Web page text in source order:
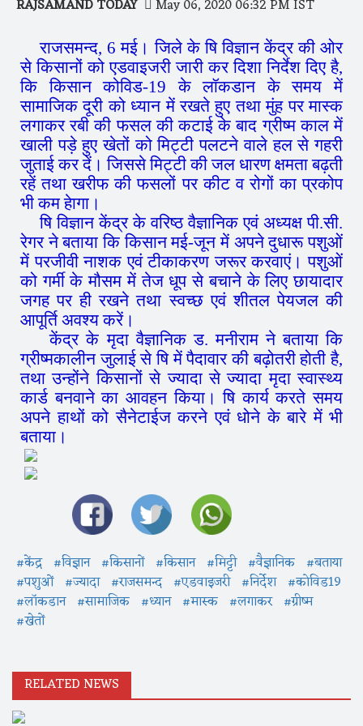
RAJSAMAND TODAY May 06, 2020 06:32 PM IST
राजसमन्द, 6 मई। जिले के षि विज्ञान केंद्र की ओर
से किसानों को एडवाइजरी जारी कर दिशा निर्देश दिए है,
कि किसान कोविड-19 के लॉकडान के समय में
सामाजिक दूरी को ध्यान में रखते हुए तथा मुंह पर मास्क
लगाकर रबी की फसल की कटाई के बाद ग्रीष्म काल में
खाली पड़े हुए खेतों को मिट्टी पलटने वाले हल से गहरी
जुताई कर दें। जिससे मिट्टी की जल धारण क्षमता बढ़ती
रहें तथा खरीफ की फसलों पर कीट व रोगों का प्रकोप
भी कम हेागा।
षि विज्ञान केंद्र के वरिष्ठ वैज्ञानिक एवं अध्यक्ष पी.सी.
रेगर ने बताया कि किसान मई-जून में अपने दुधारू पशुओं
में परजीवी नाशक एवं टीकाकरण जरूर करवाएं। पशुओं
को गर्मी के मौसम में तेज धूप से बचाने के लिए छायादार
जगह पर ही रखने तथा स्वच्छ एवं शीतल पेयजल की
आपूर्ति अवश्य करें।
केंद्र के मृदा वैज्ञानिक ड. मनीराम ने बताया कि
ग्रीष्मकालीन जुलाई से षि में पैदावार की बढ़ोतरी होती है,
तथा उन्होंने किसानों से ज्यादा से ज्यादा मृदा स्वास्थ्य
कार्ड बनवाने का आवहन किया। षि कार्य करते समय
अपने हाथों को सैनेटाईज करने एवं धोने के बारे में भी
बताया।
#केंद्र #विज्ञान #किसानों #किसान #मिट्टी #वैज्ञानिक #बताया
#पशुओं #ज्यादा #राजसमन्द #एडवाइजरी #निर्देश #कोविड19
#लॉकडान #सामाजिक #ध्यान #मास्क #लगाकर #ग्रीष्म
#खेतों
RELATED NEWS